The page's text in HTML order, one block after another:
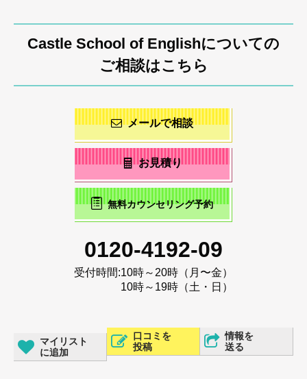
Castle School of Englishについての
ご相談はこちら
メールで相談
お見積り
無料カウンセリング予約
0120-4192-09
受付時間:10時～20時（月〜金）
10時～19時（土・日）
マイリスト
に追加
口コミを
投稿
情報を
送る